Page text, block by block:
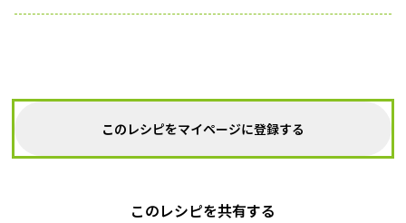
このレシピをマイページに登録する
このレシピを共有する